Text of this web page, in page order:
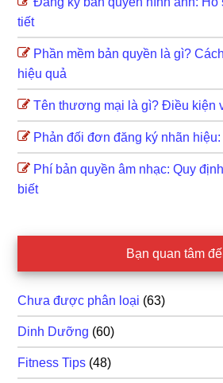
tiết
Phần mềm bản quyền là gì?
hiệu quả
Tên thương mại là gì? Điều kiện
Phản đối đơn đăng ký nhãn
Phí bản quyền âm nhạc: Quy
biết
Bạn quan tâm
Chưa được phân loại (63)
Dinh Dưỡng (60)
Fitness Tips (48)